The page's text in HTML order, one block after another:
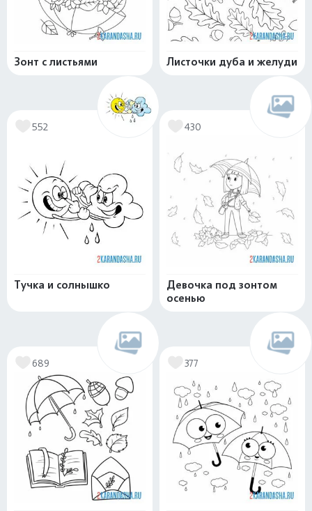
Зонт с листьями Листочки дуба и желуди
552
Тучка и солнышко
430
Девочка под зонтом
осенью
689 377